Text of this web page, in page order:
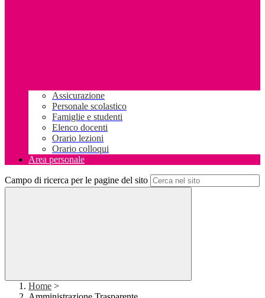
Assicurazione
Personale scolastico
Famiglie e studenti
Elenco docenti
Orario lezioni
Orario colloqui
Area personale
Campo di ricerca per le pagine del sito
Home >